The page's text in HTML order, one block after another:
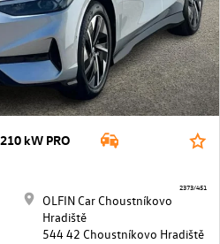
kW PRO
OLFIN Car Choustníkovo
Hradiště
544 42 Choustníkovo Hradiště
2373/451